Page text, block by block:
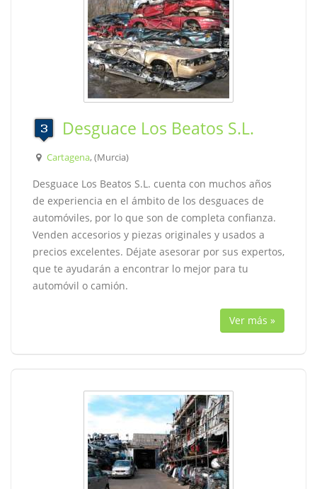
Desguace Los Beatos S.L.
Cartagena, (Murcia)
Desguace Los Beatos S.L. cuenta con muchos años
de experiencia en el ámbito de los desguaces de
automóviles, por lo que son de completa confianza.
Venden accesorios y piezas originales y usados a
precios excelentes. Déjate asesorar por sus expertos,
que te ayudarán a encontrar lo mejor para tu
automóvil o camión.
Ver más »